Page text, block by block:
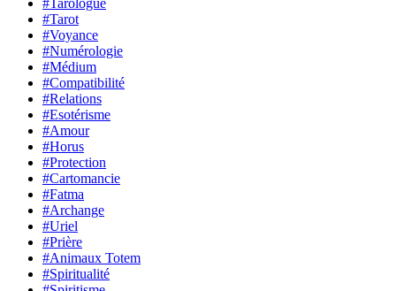
#Tarot
#Voyance
#Numérologie
#Médium
#Compatibilité
#Relations
#Esotérisme
#Amour
#Horus
#Protection
#Cartomancie
#Fatma
#Archange
#Uriel
#Prière
#Animaux Totem
#Spiritualité